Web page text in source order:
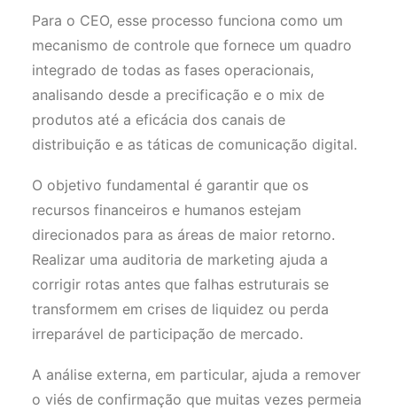
Para o CEO, esse processo funciona como um
mecanismo de controle que fornece um quadro
integrado de todas as fases operacionais,
analisando desde a precificação e o mix de
produtos até a eficácia dos canais de
distribuição e as táticas de comunicação digital.
O objetivo fundamental é garantir que os
recursos financeiros e humanos estejam
direcionados para as áreas de maior retorno.
Realizar uma auditoria de marketing ajuda a
corrigir rotas antes que falhas estruturais se
transformem em crises de liquidez ou perda
irreparável de participação de mercado.
A análise externa, em particular, ajuda a remover
o viés de confirmação que muitas vezes permeia